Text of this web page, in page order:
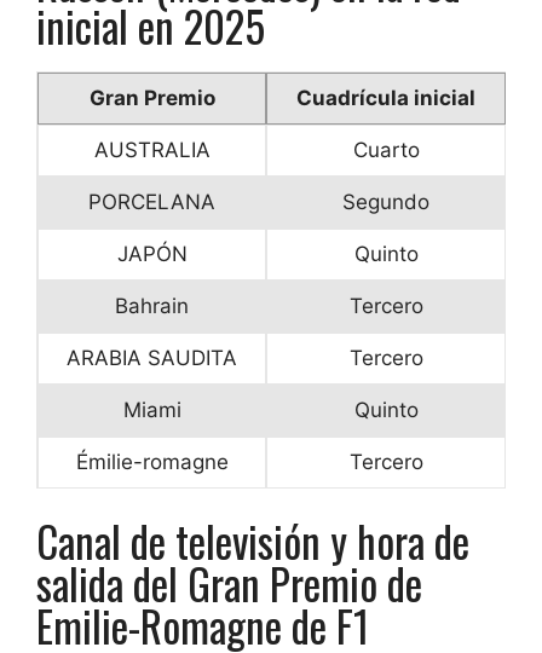
inicial en 2025
Gran Premio Cuadrícula inicial
AUSTRALIA Cuarto
PORCELANA Segundo
JAPÓN Quinto
Bahrain Tercero
ARABIA SAUDITA Tercero
Miami Quinto
Émilie-romagne Tercero
Canal de televisión y hora de
salida del Gran Premio de
Emilie-Romagne de F1